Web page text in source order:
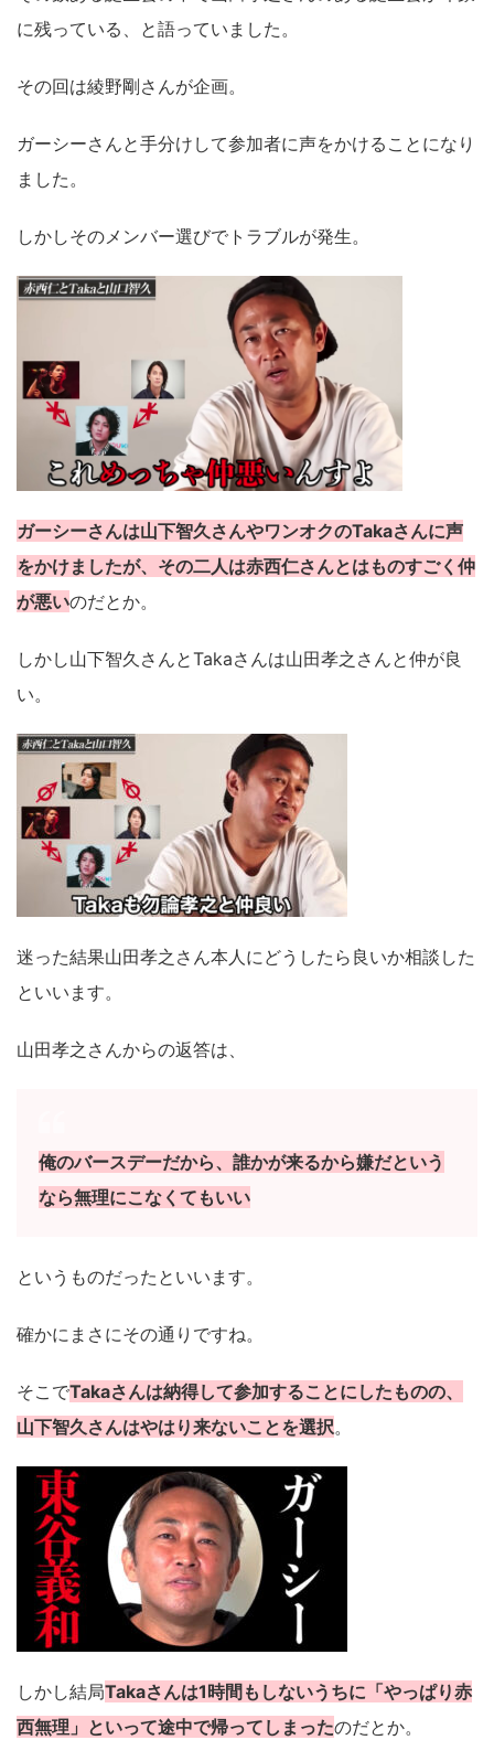
に残っている、と語っていました。
その回は綾野剛さんが企画。
ガーシーさんと手分けして参加者に声をかけることになり
ました。
しかしそのメンバー選びでトラブルが発生。
ガーシーさんは山下智久さんやワンオクのTakaさんに声
をかけましたが、その二人は赤西仁さんとはものすごく仲
が悪いのだとか。
しかし山下智久さんとTakaさんは山田孝之さんと仲が良
い。
迷った結果山田孝之さん本人にどうしたら良いか相談した
といいます。
山田孝之さんからの返答は、
俺のバースデーだから、誰かが来るから嫌だという
なら無理にこなくてもいい
というものだったといいます。
確かにまさにその通りですね。
そこでTakaさんは納得して参加することにしたものの、
山下智久さんはやはり来ないことを選択。
しかし結局Takaさんは1時間もしないうちに「やっぱり赤
西無理」といって途中で帰ってしまったのだとか。